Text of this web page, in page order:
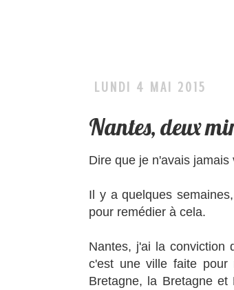
LUNDI 4 MAI 2015
Nantes, deux
Dire que je n'avais jamais
Il y a quelques
pour remédier à cela.
Nantes, j'ai la conviction
c'est une ville faite pour
Bretagne, la Bretagne